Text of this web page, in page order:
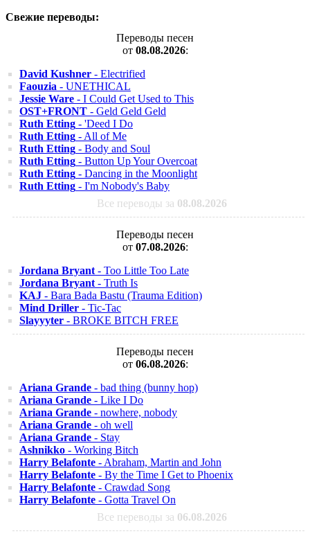
Свежие переводы:
Переводы песен
от 08.08.2026:
David Kushner - Electrified
Faouzia - UNETHICAL
Jessie Ware - I Could Get Used to This
OST+FRONT - Geld Geld Geld
Ruth Etting - 'Deed I Do
Ruth Etting - All of Me
Ruth Etting - Body and Soul
Ruth Etting - Button Up Your Overcoat
Ruth Etting - Dancing in the Moonlight
Ruth Etting - I'm Nobody's Baby
Все переводы за 08.08.2026
Переводы песен
от 07.08.2026:
Jordana Bryant - Too Little Too Late
Jordana Bryant - Truth Is
KAJ - Bara Bada Bastu (Trauma Edition)
Mind Driller - Tic-Tac
Slayyyter - BROKE BITCH FREE
Переводы песен
от 06.08.2026:
Ariana Grande - bad thing (bunny hop)
Ariana Grande - Like I Do
Ariana Grande - nowhere, nobody
Ariana Grande - oh well
Ariana Grande - Stay
Ashnikko - Working Bitch
Harry Belafonte - Abraham, Martin and John
Harry Belafonte - By the Time I Get to Phoenix
Harry Belafonte - Crawdad Song
Harry Belafonte - Gotta Travel On
Все переводы за 06.08.2026